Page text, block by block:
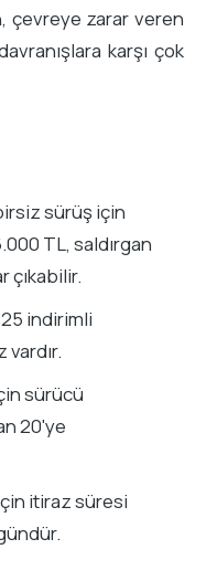
çevreye zarar veren
karşı çok
sürüş için
TL, saldırgan
çıkabilir.
indirimli
sürücü
20'ye
itiraz süresi